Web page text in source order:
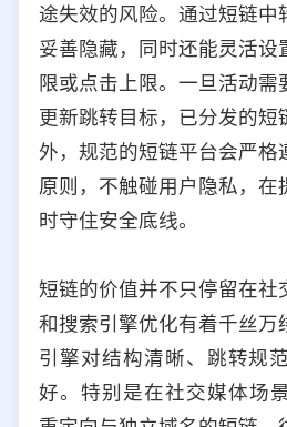
途失效的风险。通过短链中
妥善隐藏，同时还能灵活设
限或点击上限。一旦活动需
更新跳转目标，已分发的短
外，规范的短链平台会严格
原则，不触碰用户隐私，在
时守住安全底线。
短链的价值并不只停留在社
和搜索引擎优化有着千丝万
引擎对结构清晰、跳转规
好。特别是在社交媒体场